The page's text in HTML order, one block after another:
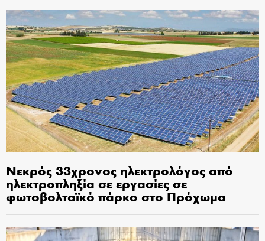
Νεκρός 33χρονος ηλεκτρολόγος από
ηλεκτροπληξία σε εργασίες σε
φωτοβολταϊκό πάρκο στο Πρόχωμα